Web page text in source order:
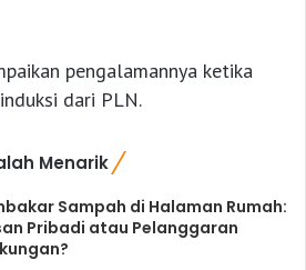
pengalamannya ketika
dari PLN.
Menarik
Sampah di Halaman Rumah:
Pribadi atau Pelanggaran